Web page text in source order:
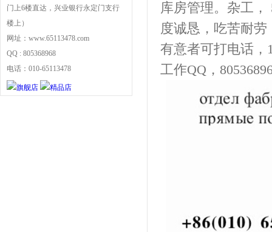
门上6楼直达，兴业银行永定门支行
楼上）
网址：www.65113478.com
QQ : 805368968
电话：010-65113478
库房管理。杂工
度诚恳，吃苦耐
有意者可打电话，
工作QQ，